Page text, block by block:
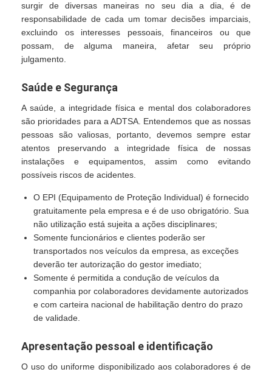
surgir de diversas maneiras no seu dia a dia, é de
responsabilidade de cada um tomar decisões imparciais,
excluindo os interesses pessoais, financeiros ou que
possam, de alguma maneira, afetar seu próprio
julgamento.
Saúde e Segurança
A saúde, a integridade física e mental dos colaboradores
são prioridades para a ADTSA. Entendemos que as nossas
pessoas são valiosas, portanto, devemos sempre estar
atentos preservando a integridade física de nossas
instalações e equipamentos, assim como evitando
possíveis riscos de acidentes.
O EPI (Equipamento de Proteção Individual) é fornecido
gratuitamente pela empresa e é de uso obrigatório. Sua
não utilização está sujeita a ações disciplinares;
Somente funcionários e clientes poderão ser
transportados nos veículos da empresa, as exceções
deverão ter autorização do gestor imediato;
Somente é permitida a condução de veículos da
companhia por colaboradores devidamente autorizados
e com carteira nacional de habilitação dentro do prazo
de validade.
Apresentação pessoal e identificação
O uso do uniforme disponibilizado aos colaboradores é de